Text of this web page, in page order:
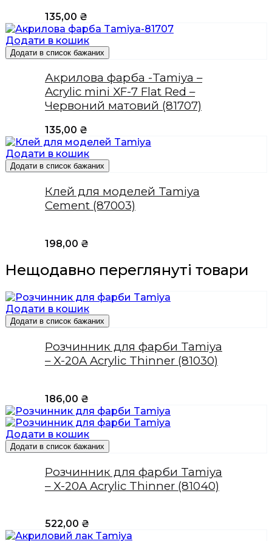
135,00 ₴
Додати в кошик
Додати в список бажаних
Акрилова фарба -Tamiya –
Acrylic mini XF-7 Flat Red –
Червоний матовий (81707)
135,00 ₴
Додати в кошик
Додати в список бажаних
Клей для моделей Tamiya
Cement (87003)
198,00 ₴
Нещодавно переглянуті товари
Додати в кошик
Додати в список бажаних
Розчинник для фарби Tamiya
– X-20A Acrylic Thinner (81030)
186,00 ₴
Додати в кошик
Додати в список бажаних
Розчинник для фарби Tamiya
– X-20A Acrylic Thinner (81040)
522,00 ₴